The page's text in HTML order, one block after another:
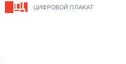
ЦИФРОВОЙ ПЛАКАТ